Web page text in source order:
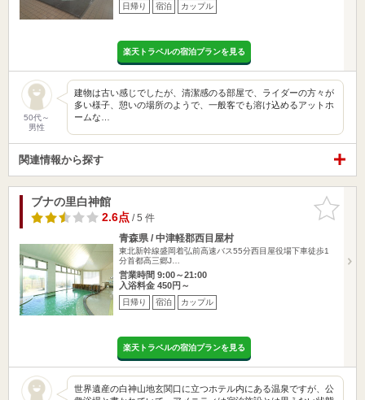
日帰り 宿泊 カップル
楽天トラベルの宿泊プランを見る
50代～
男性
建物は古い感じでしたが、清潔感のる部屋で、ライダーの方々が
多い様子、憩いの場所のようで、一般客でも溶け込めるアットホ
ームな…
関連情報から探す
お気に入
りに追加
ブナの里白神館
2.6点/ 5 件
青森県 / 中津軽郡西目屋村
東北新幹線盛岡着弘前高速バス55分西目屋役場下車徒歩1
分首都高三郷J…
営業時間 9:00～21:00
入浴料金 450円～
日帰り 宿泊 カップル
楽天トラベルの宿泊プランを見る
世界遺産の白神山地玄関口に立つホテル内にある温泉ですが、公